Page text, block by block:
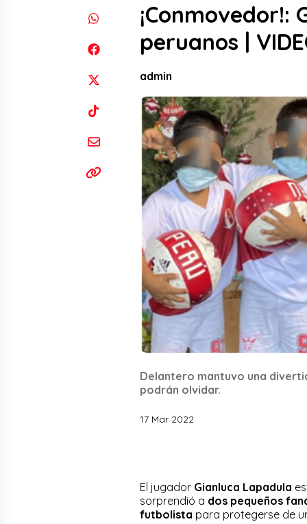
¡Conmovedor!:
peruanos |
admin
Delantero mantuvo una
podrán olvidar.
17 Mar 2022
El jugador Gianluca Lapadula
sorprendió a dos pequeños
futbolista para protegerse de